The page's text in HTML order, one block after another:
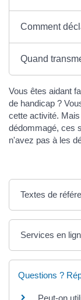
Comment
Quand
Vous êtes aidant
de handicap ?
cette activité.
dédommagé, ces
n'avez pas à les
Textes de
Services en
Questions ?
Peut-on